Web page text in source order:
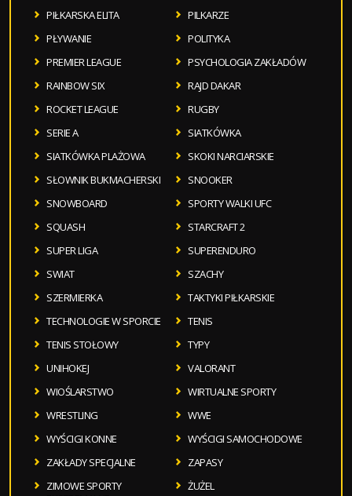
PIŁKARSKA ELITA
PILKARZE
PŁYWANIE
POLITYKA
PREMIER LEAGUE
PSYCHOLOGIA ZAKŁADÓW
RAINBOW SIX
RAJD DAKAR
ROCKET LEAGUE
RUGBY
SERIE A
SIATKÓWKA
SIATKÓWKA PLAŻOWA
SKOKI NARCIARSKIE
SŁOWNIK BUKMACHERSKI
SNOOKER
SNOWBOARD
SPORTY WALKI UFC
SQUASH
STARCRAFT 2
SUPER LIGA
SUPERENDURO
SWIAT
SZACHY
SZERMIERKA
TAKTYKI PIŁKARSKIE
TECHNOLOGIE W SPORCIE
TENIS
TENIS STOŁOWY
TYPY
UNIHOKEJ
VALORANT
WIOŚLARSTWO
WIRTUALNE SPORTY
WRESTLING
WWE
WYŚCIGI KONNE
WYŚCIGI SAMOCHODOWE
ZAKŁADY SPECJALNE
ZAPASY
ZIMOWE SPORTY
ŻUŻEL